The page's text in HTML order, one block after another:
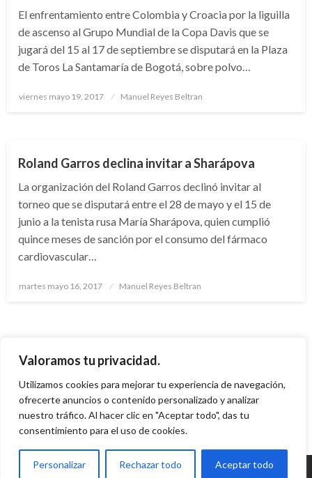
Valoramos tu privacidad.
Utilizamos cookies para mejorar tu experiencia de navegación,
ofrecerte anuncios o contenido personalizado y analizar
nuestro tráfico. Al hacer clic en "Aceptar todo", das tu
consentimiento para el uso de cookies.
Personalizar Rechazar todo Aceptar todo
El enfrentamiento entre Colombia y Croacia por la liguilla
de ascenso al Grupo Mundial de la Copa Davis que se
jugará del 15 al 17 de septiembre se disputará en la Plaza
de Toros La Santamaría de Bogotá, sobre polvo…
Publicado
viernes mayo 19, 2017 Manuel Reyes Beltran
Roland Garros declina invitar a Sharápova
La organización del Roland Garros declinó invitar al
torneo que se disputará entre el 28 de mayo y el 15 de
junio a la tenista rusa María Sharápova, quien cumplió
quince meses de sanción por el consumo del fármaco
cardiovascular…
Publicado
martes mayo 16, 2017 Manuel Reyes Beltran
de
entradas
1 2